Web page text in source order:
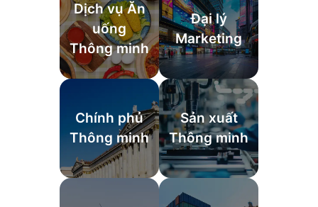
Dịch vụ Ăn
uống
Thông minh
Đại lý
Marketing
Chính phủ
Thông minh
Sản xuất
Thông minh